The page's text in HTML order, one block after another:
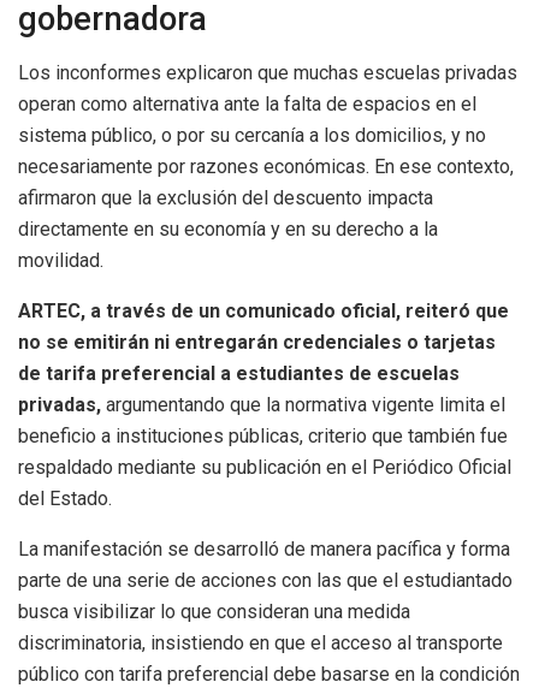
gobernadora
Los inconformes explicaron que muchas escuelas privadas
operan como alternativa ante la falta de espacios en el
sistema público, o por su cercanía a los domicilios, y no
necesariamente por razones económicas. En ese contexto,
afirmaron que la exclusión del descuento impacta
directamente en su economía y en su derecho a la
movilidad.
ARTEC, a través de un comunicado oficial, reiteró que
no se emitirán ni entregarán credenciales o tarjetas
de tarifa preferencial a estudiantes de escuelas
privadas, argumentando que la normativa vigente limita el
beneficio a instituciones públicas, criterio que también fue
respaldado mediante su publicación en el Periódico Oficial
del Estado.
La manifestación se desarrolló de manera pacífica y forma
parte de una serie de acciones con las que el estudiantado
busca visibilizar lo que consideran una medida
discriminatoria, insistiendo en que el acceso al transporte
público con tarifa preferencial debe basarse en la condición